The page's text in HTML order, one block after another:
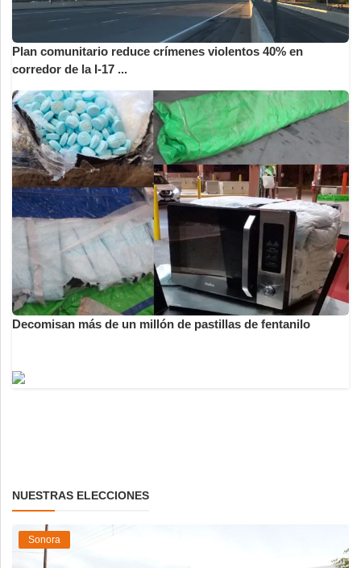
Plan comunitario reduce crímenes violentos 40% en
corredor de la I-17 ...
Decomisan más de un millón de pastillas de fentanilo
NUESTRAS ELECCIONES
Sonora